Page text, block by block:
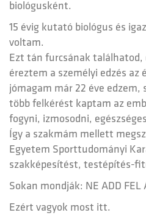
biológusként.
15 évig kutató biológus és
voltam.
Ezt tán furcsának találhatod,
éreztem a személyi edzés az
jómagam már 22 éve edzem,
több felkérést kaptam az
fogyni, izmosodni,
Így a szakmám mellett
Egyetem Sporttudományi
szakképesítést, testépítés-
Sokan mondják: NE ADD FEL
Ezért vagyok most itt.